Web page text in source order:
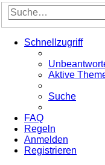
Schnellzugriff
Aktive
Suche
FAQ
Regeln
Anmelden
Registrieren